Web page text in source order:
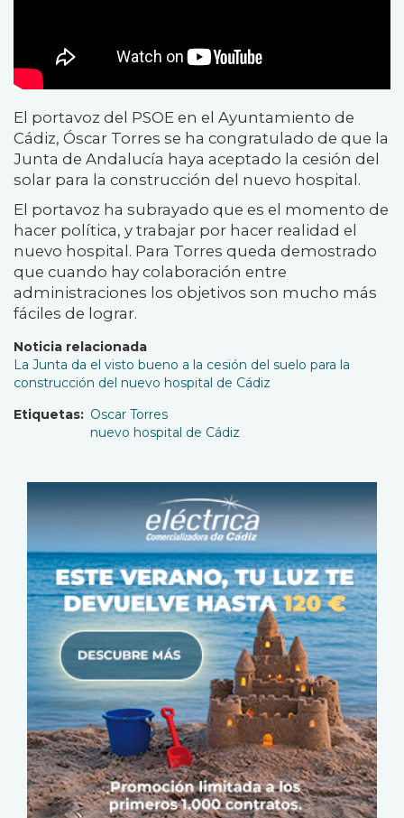
El portavoz del PSOE en el Ayuntamiento de
Cádiz, Óscar Torres se ha congratulado de que la
Junta de Andalucía haya aceptado la cesión del
solar para la construcción del nuevo hospital.
El portavoz ha subrayado que es el momento de
hacer política, y trabajar por hacer realidad el
nuevo hospital. Para Torres queda demostrado
que cuando hay colaboración entre
administraciones los objetivos son mucho más
fáciles de lograr.
Noticia relacionada
La Junta da el visto bueno a la cesión del suelo para la
construcción del nuevo hospital de Cádiz
Etiquetas
Oscar Torres
nuevo hospital de Cádiz